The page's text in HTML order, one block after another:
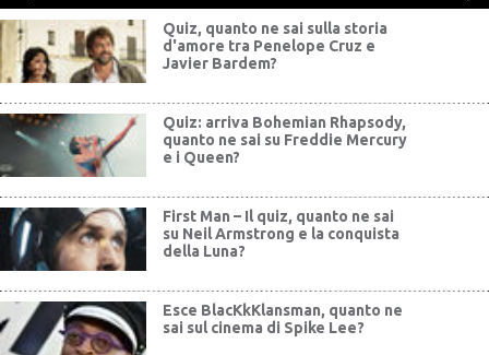
Quiz, quanto ne sai sulla storia
d'amore tra Penelope Cruz e
Javier Bardem?
Quiz: arriva Bohemian Rhapsody,
quanto ne sai su Freddie Mercury
e i Queen?
First Man – Il quiz, quanto ne sai
su Neil Armstrong e la conquista
della Luna?
Esce BlacKkKlansman, quanto ne
sai sul cinema di Spike Lee?